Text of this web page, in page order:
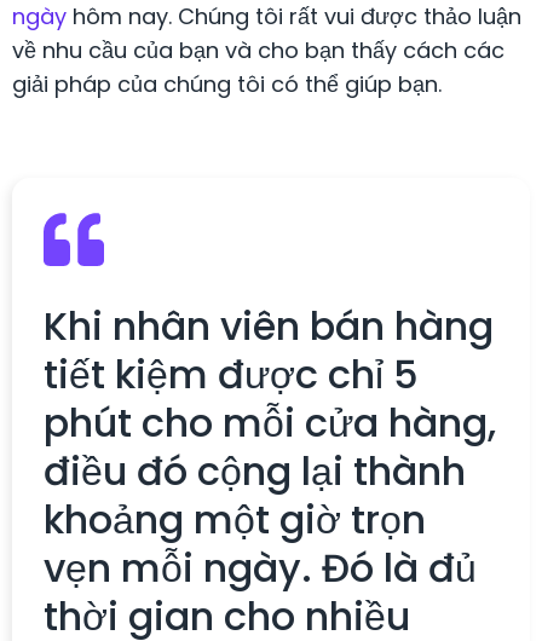
ngày hôm nay. Chúng tôi rất vui được thảo luận
về nhu cầu của bạn và cho bạn thấy cách các
giải pháp của chúng tôi có thể giúp bạn.
Khi nhân viên bán hàng
tiết kiệm được chỉ 5
phút cho mỗi cửa hàng,
điều đó cộng lại thành
khoảng một giờ trọn
vẹn mỗi ngày. Đó là đủ
thời gian cho nhiều